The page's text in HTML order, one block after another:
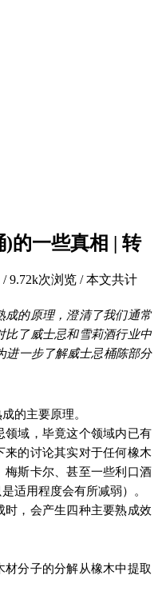
的一些真相 | 转
/9.72k次浏览 /本文共计
成的原理，澄清了我们通常
比了威士忌和雪莉酒行业中
一步了解威士忌桶陈部分
的主要原理。
领域，毕竟这个领域内已有
来的讨论其实对于任何橡木
梅斯卡尔、甚至一些利口酒
适用程度会有所减弱）。
时，会产生四种主要熟成效
分子的分解从橡木中提取